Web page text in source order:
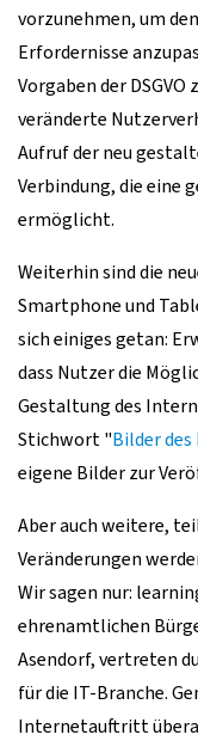
vorzunehmen, um
Erfordernisse
Vorgaben der
veränderte
Aufruf der neu
Verbindung, die eine
ermöglicht.
Weiterhin sind die
Smartphone und
sich einiges getan:
dass Nutzer die
Gestaltung des
Stichwort "Bilder
eigene Bilder zur
Aber auch weitere,
Veränderungen
Wir sagen nur:
ehrenamtlichen
Asendorf, vertreten
für die IT-Branche.
Internetauftritt